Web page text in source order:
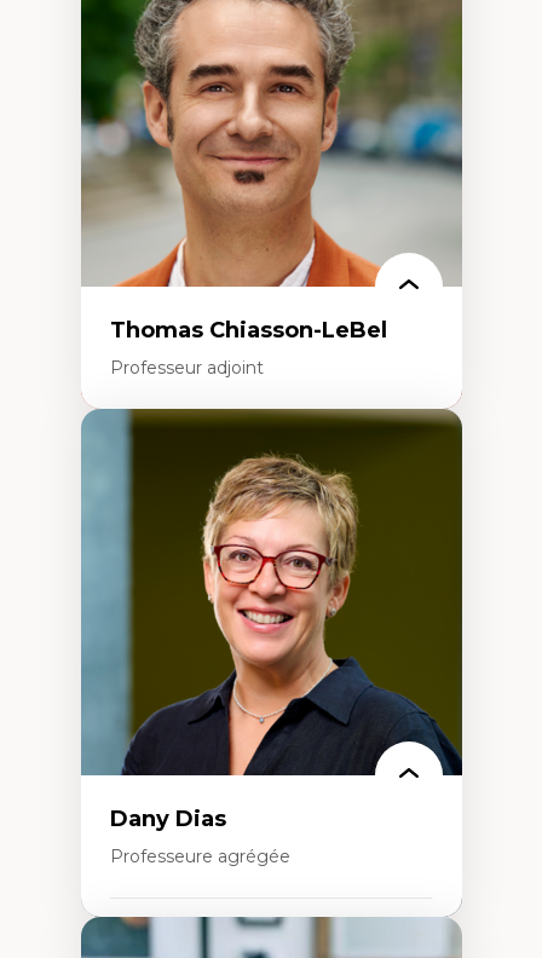
Histoire des faits économiques
Gestion durable des ressources naturelles
Écologie industrielle
Aménagement durable du territoire
Développement régional
Coopératives
Télétravail en milieu rural francophone
Transition socio-écologique
Thomas Chiasson-LeBel
Professeur adjoint
Théories du développement
Économie politique comparée
Élites économiques
Sociologie économique
Extractivisme
Classes sociales
Mouvements sociaux
Théories de l’État
Dany Dias
Professeure agrégée